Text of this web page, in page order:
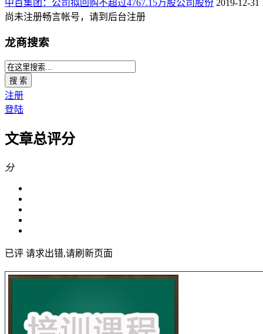
中百集团：公司拟回购不超过4767.15万股公司股份 2019-12-31
尚未注册畅言帐号，请到后台注册
龙商搜索
搜 索
注册
登陆
文章总评分
分
已评 请求出错,请刷新页面